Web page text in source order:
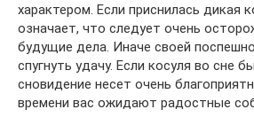
характером. Если приснилась дикая
означает, что следует очень
будущие дела. Иначе своей
спугнуть удачу. Если косуля во сне
сновидение несет очень
времени вас ожидают радостные